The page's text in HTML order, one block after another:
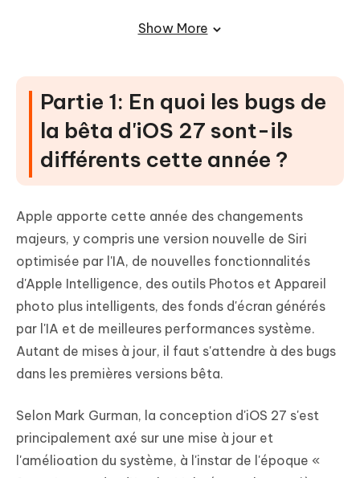
Solution 5 : Plantages d'application et son
compatibilité correspondant
FAQs sur les bugs d'iOS 27 Beta
Show More
Partie 1: En quoi les bugs de
la bêta d'iOS 27 sont-ils
différents cette année ?
Apple apporte cette année des changements
majeurs, y compris une version nouvelle de Siri
optimisée par l'IA, de nouvelles fonctionnalités
d'Apple Intelligence, des outils Photos et Appareil
photo plus intelligents, des fonds d'écran générés
par l'IA et de meilleures performances système.
Autant de mises à jour, il faut s'attendre à des bugs
dans les premières versions bêta.
Selon Mark Gurman, la conception d'iOS 27 s'est
principalement axé sur une mise à jour et
l'amélioation du système, à l'instar de l'époque «